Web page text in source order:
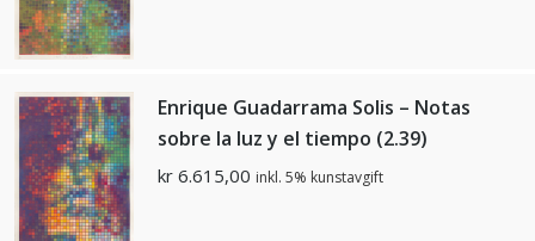
Enrique Guadarrama Solis – Notas
sobre la luz y el tiempo (2.39)
kr 6.615,00 inkl. 5% kunstavgift